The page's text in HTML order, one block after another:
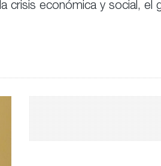
crisis económica y social, el